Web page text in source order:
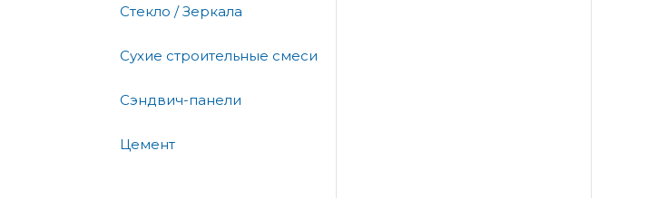
Стекло / Зеркала
Сухие строительные смеси
Сэндвич-панели
Цемент